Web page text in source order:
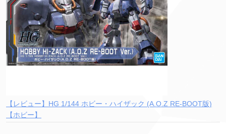
【レビュー】HG 1/144 ホビー・ハイザック (A.O.Z RE-BOOT版)
【ホビー】